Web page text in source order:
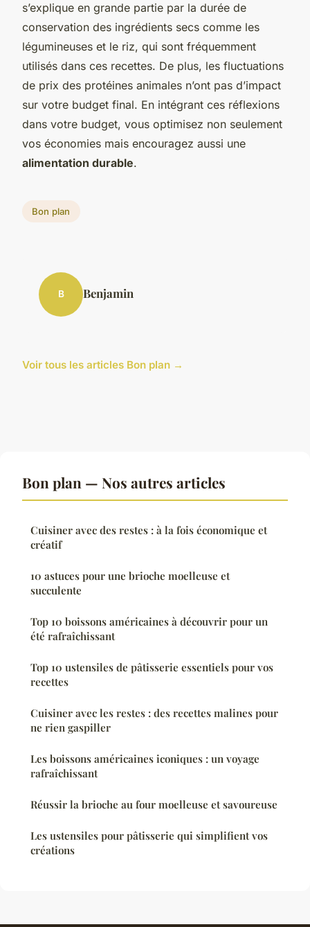
s’explique en grande partie par la durée de
conservation des ingrédients secs comme les
légumineuses et le riz, qui sont fréquemment
utilisés dans ces recettes. De plus, les fluctuations
de prix des protéines animales n’ont pas d’impact
sur votre budget final. En intégrant ces réflexions
dans votre budget, vous optimisez non seulement
vos économies mais encouragez aussi une
alimentation durable.
Bon plan
B Benjamin
Voir tous les articles Bon plan →
Bon plan — Nos autres articles
Cuisiner avec des restes : à la fois économique et
créatif
10 astuces pour une brioche moelleuse et
succulente
Top 10 boissons américaines à découvrir pour un
été rafraîchissant
Top 10 ustensiles de pâtisserie essentiels pour vos
recettes
Cuisiner avec les restes : des recettes malines pour
ne rien gaspiller
Les boissons américaines iconiques : un voyage
rafraîchissant
Réussir la brioche au four moelleuse et savoureuse
Les ustensiles pour pâtisserie qui simplifient vos
créations